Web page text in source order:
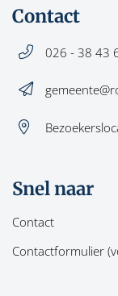
Contact
026 - 38 43
Snel naar
Contact
Contactformulier